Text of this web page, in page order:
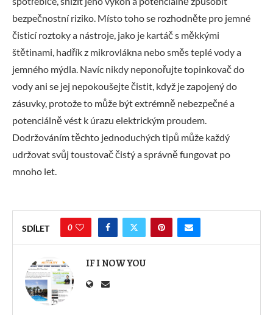
bezpečnostní riziko. Místo toho se rozhodněte pro jemné
čisticí roztoky a nástroje, jako je kartáč s měkkými
štětinami, hadřík z mikrovlákna nebo směs teplé vody a
jemného mýdla. Navíc nikdy neponořujte topinkovač do
vody ani se jej nepokoušejte čistit, když je zapojený do
zásuvky, protože to může být extrémně nebezpečné a
potenciálně vést k úrazu elektrickým proudem.
Dodržováním těchto jednoduchých tipů může každý
udržovat svůj toustovač čistý a správně fungovat po
mnoho let.
SDÍLET 0
IF I NOW YOU